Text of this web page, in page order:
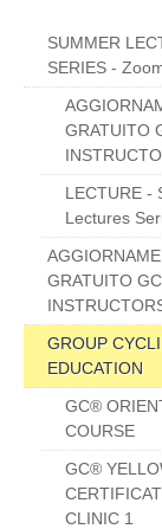
SUMMER
SERIES -
GRATUITO
LECTURE -
Lectures
GRATUITO
GROUP
EDUCATION
GC®
COURSE
GC®
CLINIC 1